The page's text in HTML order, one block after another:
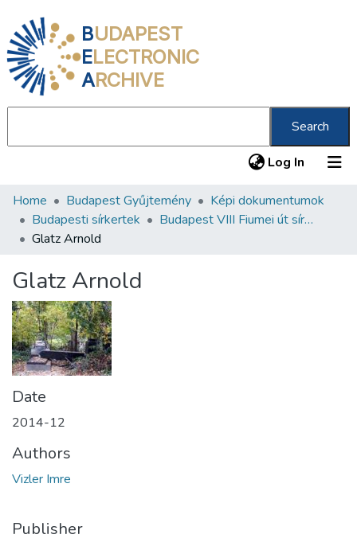
BUDAPEST
ELECTRONIC
ARCHIVE
Search
Log In (current)
Communities & Collections
All of DSpace
About us
Home Budapest Gyűjtemény
Képi dokumentumok
Budapesti sírkertek
Budapest VIII Fiumei út sírkert 3. rész
Glatz Arnold
Glatz Arnold
Date
2014-12
Authors
Vizler Imre
Publisher